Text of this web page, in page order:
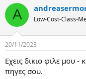
c
i
s
A Low-Cost-Class-
20/11/2023
Εχεις δικιο φιλε μου -
πηγες σου.